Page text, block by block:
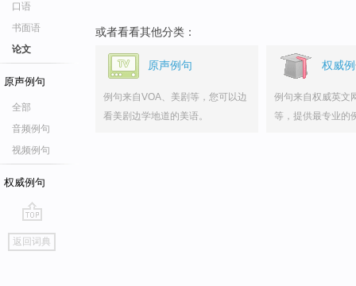
口语
书面语
论文
原声例句
全部
音频例句
视频例句
权威例句
go
top
返回词典
或者看看其他分类：
原声例句
例句来自VOA、美剧等，您可以边
看美剧边学地道的美语。
权威
例句来自权威英文
等，提供最专业的